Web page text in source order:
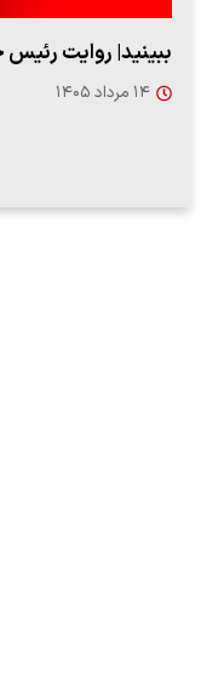
ببینید| روایت
۱۴ مرداد ۱۴۰۵